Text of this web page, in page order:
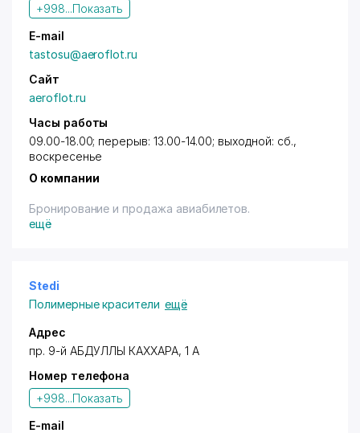
+998...Показать
E-mail
tastosu@aeroflot.ru
Сайт
aeroflot.ru
Часы работы
09.00-18.00; перерыв: 13.00-14.00; выходной: сб.,
воскресенье
О компании
Бронирование и продажа авиабилетов.
ещё
Stedi
Полимерные красители ещё
Адрес
пр. 9-й АБДУЛЛЫ КАХХАРА, 1 А
Номер телефона
+998...Показать
E-mail